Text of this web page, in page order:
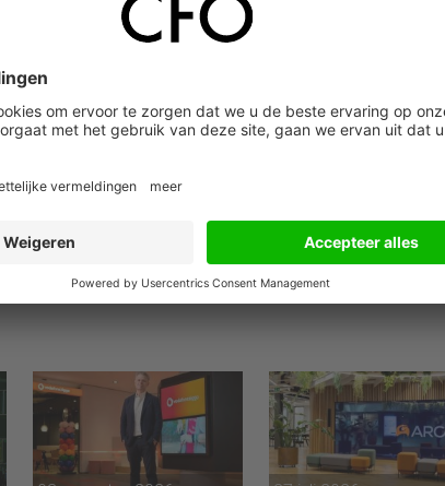
van bijna 3 miljard dollar verantwoordelijk voor de
and prevent strategic surprise’. De organisatie
het gps-systeem, organiseert al ruim tien jaar een
aan kunstmatige ledematen die direct door de
modem in de vorm van een kleine chip in de
onze gezichtwaarneming aanstuurt, kunnen
zonder brillen, headsets of welke andere displays ook.
te herkennen of teksten aan hen voorlezen, zien
zoals iedereen zonder visuele handicap. Dankzij de
in ieder geval niet afhangen van de prijs.Robert
strategie-innovatie